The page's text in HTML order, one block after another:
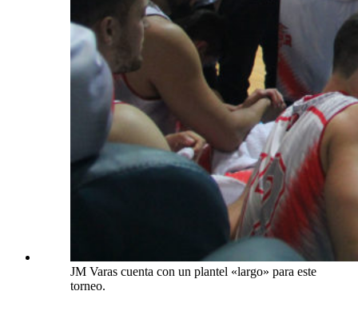
JM Varas cuenta con un plantel «largo» para este
torneo.